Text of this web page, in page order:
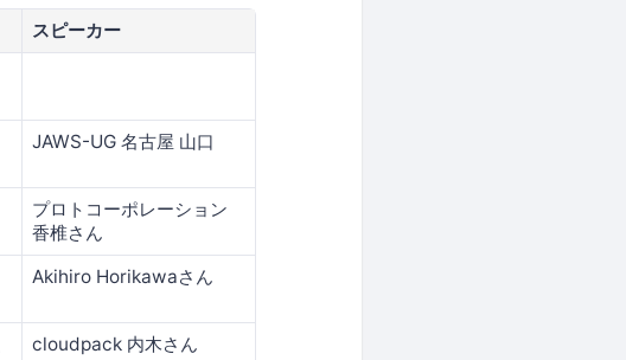
スピーカー
JAWS-UG 名古屋 山口
プロトコーポレーション
香椎さん
Akihiro Horikawaさん
cloudpack 内木さん